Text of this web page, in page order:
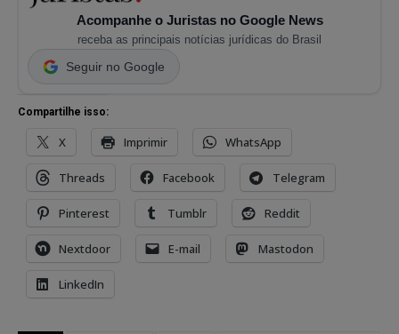
Acompanhe o Juristas no Google News
receba as principais notícias jurídicas do Brasil
Seguir no Google
Compartilhe isso:
X Imprimir WhatsApp
Threads Facebook Telegram
Pinterest Tumblr Reddit
Nextdoor E-mail Mastodon
LinkedIn